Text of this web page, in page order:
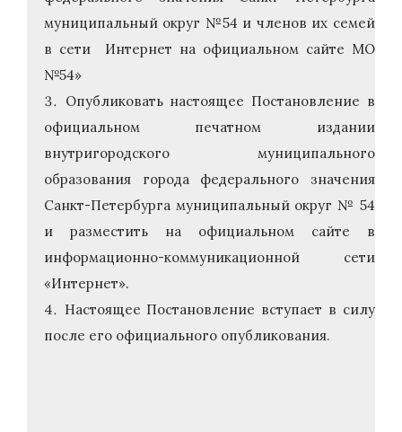
муниципальный округ №54 и членов их семей
в сети Интернет на официальном сайте МО
№54»
Опубликовать настоящее Постановление в
официальном печатном издании
внутригородского муниципального
образования города федерального значения
Санкт-Петербурга муниципальный округ № 54
и разместить на официальном сайте в
информационно-коммуникационной сети
«Интернет».
Настоящее Постановление вступает в силу
после его официального опубликования.